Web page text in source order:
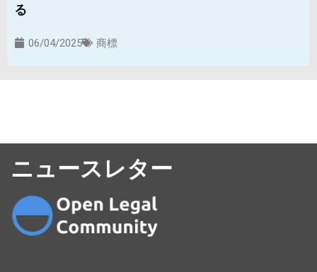
る
06/04/2025 商標
ニュースレター